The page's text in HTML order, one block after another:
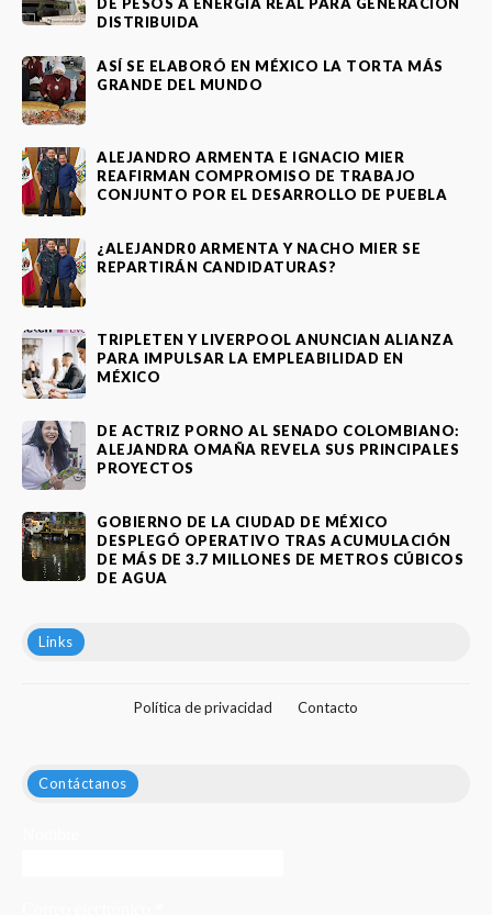
DISTRIBUIDA
ASÍ SE ELABORÓ EN MÉXICO LA TORTA MÁS
GRANDE DEL MUNDO
ALEJANDRO ARMENTA E IGNACIO MIER
REAFIRMAN COMPROMISO DE TRABAJO
CONJUNTO POR EL DESARROLLO DE PUEBLA
¿ALEJANDR0 ARMENTA Y NACHO MIER SE
REPARTIRÁN CANDIDATURAS?
TRIPLETEN Y LIVERPOOL ANUNCIAN ALIANZA
PARA IMPULSAR LA EMPLEABILIDAD EN
MÉXICO
DE ACTRIZ PORNO AL SENADO COLOMBIANO:
ALEJANDRA OMAÑA REVELA SUS PRINCIPALES
PROYECTOS
GOBIERNO DE LA CIUDAD DE MÉXICO
DESPLEGÓ OPERATIVO TRAS ACUMULACIÓN
DE MÁS DE 3.7 MILLONES DE METROS CÚBICOS
DE AGUA
Links
Política de privacidad Contacto
Contáctanos